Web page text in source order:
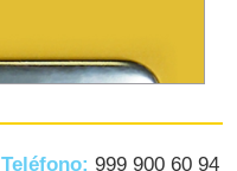
Teléfono: 999 900 60 94